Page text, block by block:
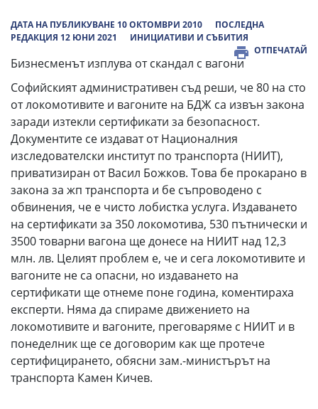
ДАТА НА ПУБЛИКУВАНЕ 10 ОКТОМВРИ 2010
ПОСЛЕДНА
РЕДАКЦИЯ 12 ЮНИ 2021
ИНИЦИАТИВИ И СЪБИТИЯ
ОТПЕЧАТАЙ
Бизнесменът изплува от скандал с вагони
Софийският административен съд реши, че 80 на сто
от локомотивите и вагоните на БДЖ са извън закона
заради изтекли сертификати за безопасност.
Документите се издават от Националния
изследователски институт по транспорта (НИИТ),
приватизиран от Васил Божков. Това бе прокарано в
закона за жп транспорта и бе съпроводено с
обвинения, че е чисто лобистка услуга. Издаването
на сертификати за 350 локомотива, 530 пътнически и
3500 товарни вагона ще донесе на НИИТ над 12,3
млн. лв. Целият проблем е, че и сега локомотивите и
вагоните не са опасни, но издаването на
сертификати ще отнеме поне година, коментираха
експерти. Няма да спираме движението на
локомотивите и вагоните, преговаряме с НИИТ и в
понеделник ще се договорим как ще протече
сертифицирането, обясни зам.-министърът на
транспорта Камен Кичев.